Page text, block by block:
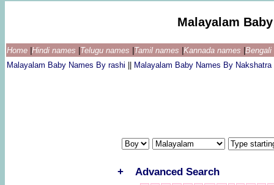
Malayalam
Home Hindi names Telugu names Tamil names Kannada names
Malayalam Baby Names By rashi
Malayalam Baby Names By Nakshatra
+
Advanced Search